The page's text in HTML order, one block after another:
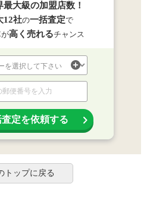
最大級の加盟店数！
12社の一括査定で
高く売れるチャンス
定を依頼する
トップに戻る